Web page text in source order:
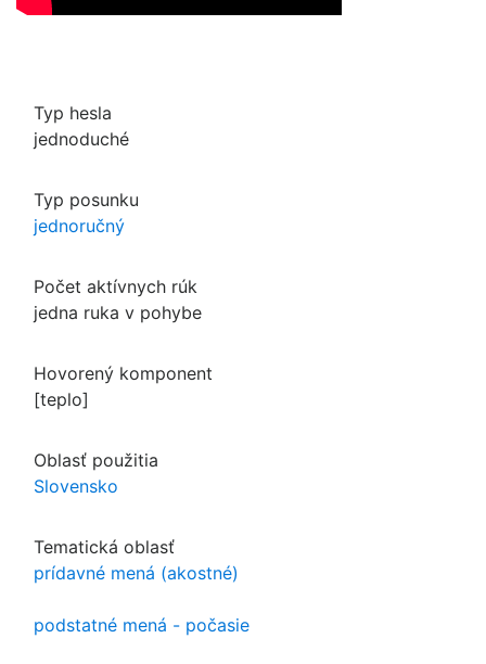
Typ hesla
jednoduché
Typ posunku
jednoručný
Počet aktívnych rúk
jedna ruka v pohybe
Hovorený komponent
[teplo]
Oblasť použitia
Slovensko
Tematická oblasť
prídavné mená (akostné)
podstatné mená - počasie